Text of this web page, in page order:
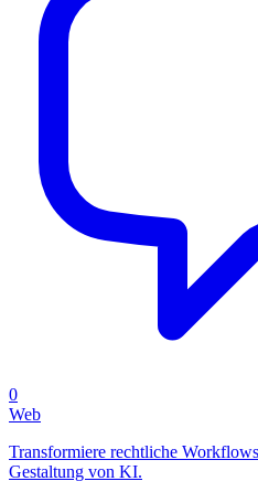
0
Web
Transformiere rechtliche
Gestaltung von KI.